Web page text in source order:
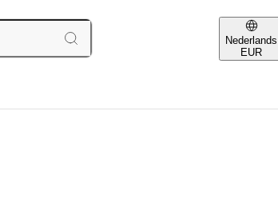
Nederlands
EUR